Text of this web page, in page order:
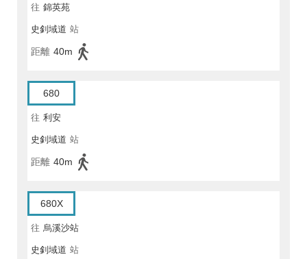
往 錦英苑
史釗域道 站
距離 40m
680
往 利安
史釗域道 站
距離 40m
680X
往 烏溪沙站
史釗域道 站